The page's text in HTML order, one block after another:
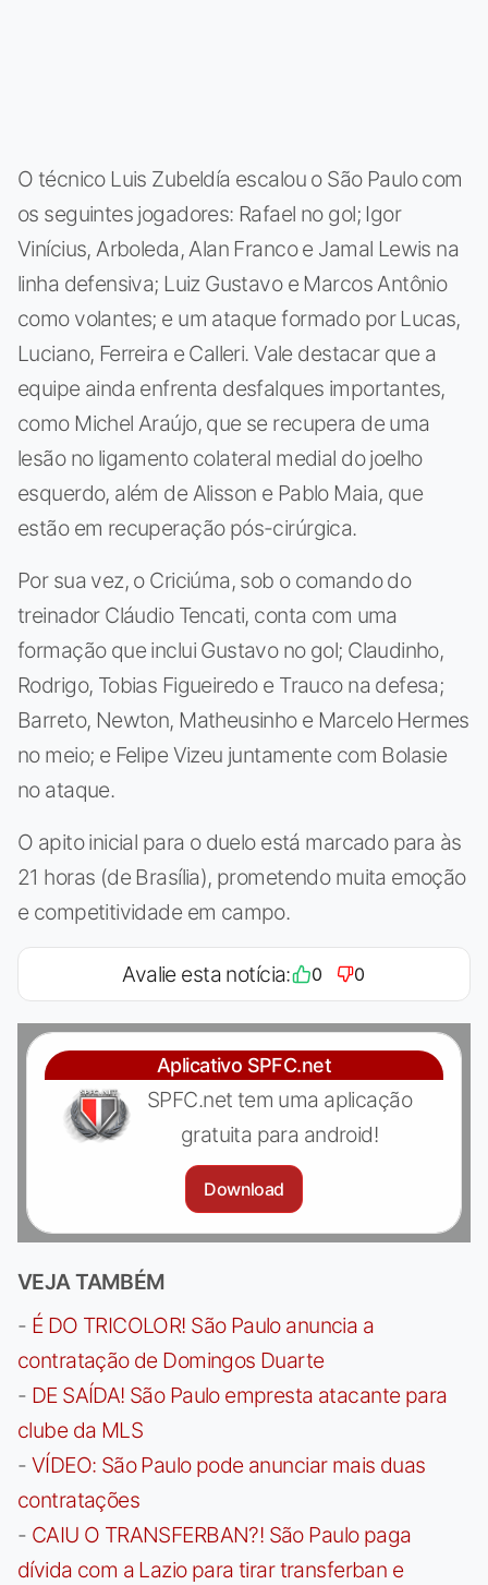
O técnico Luis Zubeldía escalou o São Paulo com
os seguintes jogadores: Rafael no gol; Igor
Vinícius, Arboleda, Alan Franco e Jamal Lewis na
linha defensiva; Luiz Gustavo e Marcos Antônio
como volantes; e um ataque formado por Lucas,
Luciano, Ferreira e Calleri. Vale destacar que a
equipe ainda enfrenta desfalques importantes,
como Michel Araújo, que se recupera de uma
lesão no ligamento colateral medial do joelho
esquerdo, além de Alisson e Pablo Maia, que
estão em recuperação pós-cirúrgica.
Por sua vez, o Criciúma, sob o comando do
treinador Cláudio Tencati, conta com uma
formação que inclui Gustavo no gol; Claudinho,
Rodrigo, Tobias Figueiredo e Trauco na defesa;
Barreto, Newton, Matheusinho e Marcelo Hermes
no meio; e Felipe Vizeu juntamente com Bolasie
no ataque.
O apito inicial para o duelo está marcado para às
21 horas (de Brasília), prometendo muita emoção
e competitividade em campo.
Avalie esta notícia: 0 0
Aplicativo SPFC.net
SPFC.net tem uma aplicação
gratuita para android!
Download
VEJA TAMBÉM
- É DO TRICOLOR! São Paulo anuncia a
contratação de Domingos Duarte
- DE SAÍDA! São Paulo empresta atacante para
clube da MLS
- VÍDEO: São Paulo pode anunciar mais duas
contratações
- CAIU O TRANSFERBAN?! São Paulo paga
dívida com a Lazio para tirar transferban e